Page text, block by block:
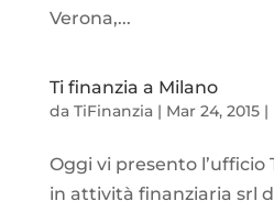
Verona,...
Ti finanzia a Milano
da TiFinanzia| Mar 24, 2015|
Oggi vi presento l’ufficio
in attività finanziaria srl